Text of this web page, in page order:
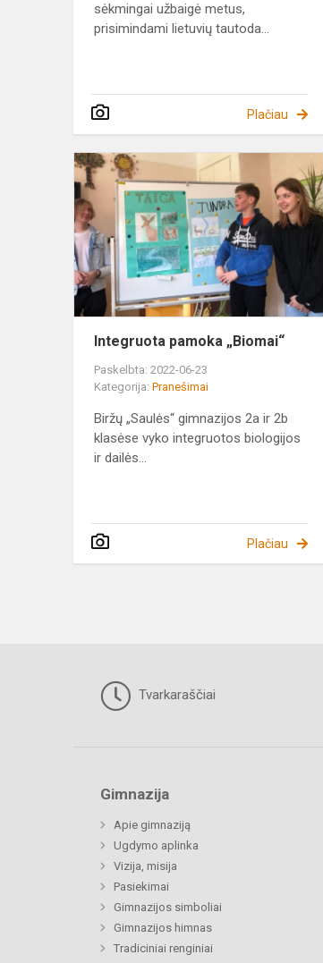
sėkmingai užbaigė metus,
prisimindami lietuvių tautoda...
Plačiau
Integruota pamoka „Biomai“
Paskelbta: 2022-06-23
Kategorija: Pranešimai
Biržų „Saulės“ gimnazijos 2a ir 2b
klasėse vyko integruotos biologijos
ir dailės...
Plačiau
Tvarkaraščiai
Gimnazija
Apie gimnaziją
Ugdymo aplinka
Vizija, misija
Pasiekimai
Gimnazijos simboliai
Gimnazijos himnas
Tradiciniai renginiai